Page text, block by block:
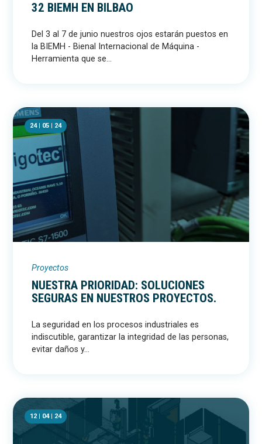
32 BIEMH EN BILBAO
Del 3 al 7 de junio nuestros ojos estarán puestos en
la BIEMH - Bienal Internacional de Máquina -
Herramienta que se...
24 | 05 | 24
Proyectos
NUESTRA PRIORIDAD: SOLUCIONES
SEGURAS EN NUESTROS PROYECTOS.
La seguridad en los procesos industriales es
indiscutible, garantizar la integridad de las personas,
evitar daños y...
12 | 04 | 24